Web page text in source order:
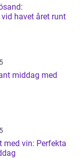
havet året runt
middag med
med vin: Perfekta